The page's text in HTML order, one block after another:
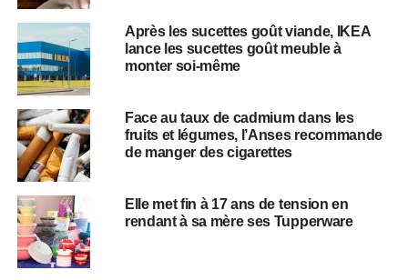
Après les sucettes goût viande, IKEA
lance les sucettes goût meuble à
monter soi-même
Face au taux de cadmium dans les
fruits et légumes, l’Anses recommande
de manger des cigarettes
Elle met fin à 17 ans de tension en
rendant à sa mère ses Tupperware